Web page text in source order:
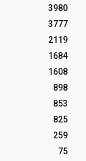
3980
3777
2119
1684
1608
898
853
825
259
75